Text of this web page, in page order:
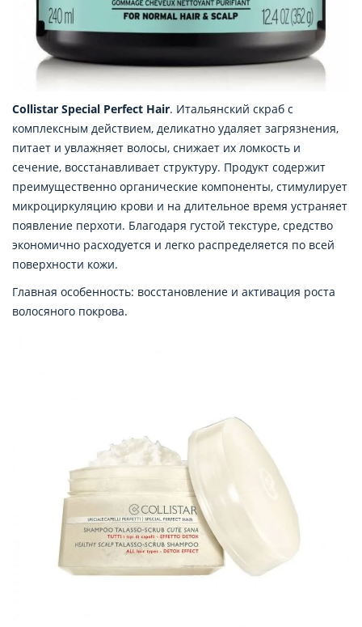
Collistar Special Perfect Hair. Итальянский скраб с
комплексным действием, деликатно удаляет загрязнения,
питает и увлажняет волосы, снижает их ломкость и
сечение, восстанавливает структуру. Продукт содержит
преимущественно органические компоненты, стимулирует
микроциркуляцию крови и на длительное время устраняет
появление перхоти. Благодаря густой текстуре, средство
экономично расходуется и легко распределяется по всей
поверхности кожи.
Главная особенность: восстановление и активация роста
волосяного покрова.